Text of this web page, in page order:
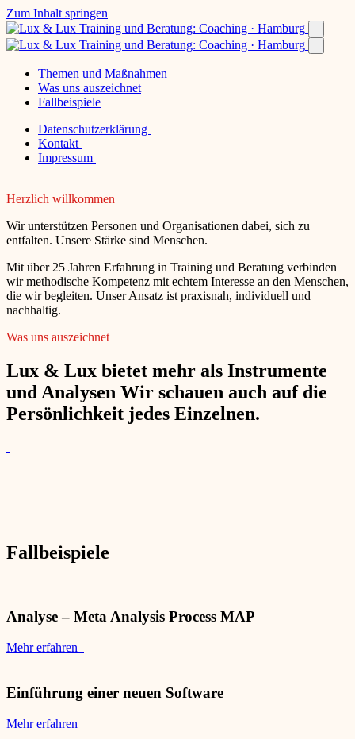
Zum Inhalt springen
Themen und Maßnahmen
Was uns auszeichnet
Fallbeispiele
Datenschutzerklärung
Kontakt
Impressum
Herzlich willkommen
Wir unterstützen Personen und Organisationen dabei, sich zu
entfalten. Unsere Stärke sind Menschen.
Mit über 25 Jahren Erfahrung in Training und Beratung verbinden
wir methodische Kompetenz mit echtem Interesse an den Menschen,
die wir begleiten. Unser Ansatz ist praxisnah, individuell und
nachhaltig.
Was uns auszeichnet
Lux & Lux bietet mehr als Instrumente
und Analysen Wir schauen auch auf die
Persönlichkeit jedes Einzelnen.
Fallbeispiele
Analyse – Meta Analysis Process MAP
Mehr erfahren
Einführung einer neuen Software
Mehr erfahren